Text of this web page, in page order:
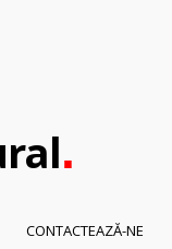
.
CONTACTEAZĂ-NE